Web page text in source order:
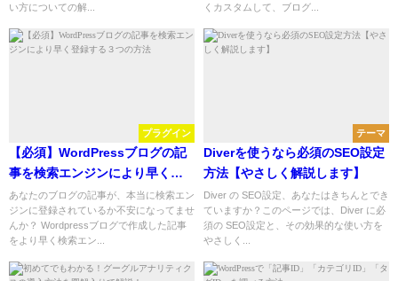
い方についての解...
くカスタムして、ブログ...
プラグイン
【必須】WordPressブログの記
事を検索エンジンにより早く登
録する３つの方法
あなたのブログの記事が、本当に検索エン
ジンに登録されているか不安になってませ
んか？ Wordpressブログで作成した記事
をより早く検索エン...
テーマ
Diverを使うなら必須のSEO設定
方法【やさしく解説します】
Diver の SEO設定、あなたはきちんとでき
ていますか？このページでは、Diver に必
須の SEO設定と、その効果的な使い方を
やさしく...